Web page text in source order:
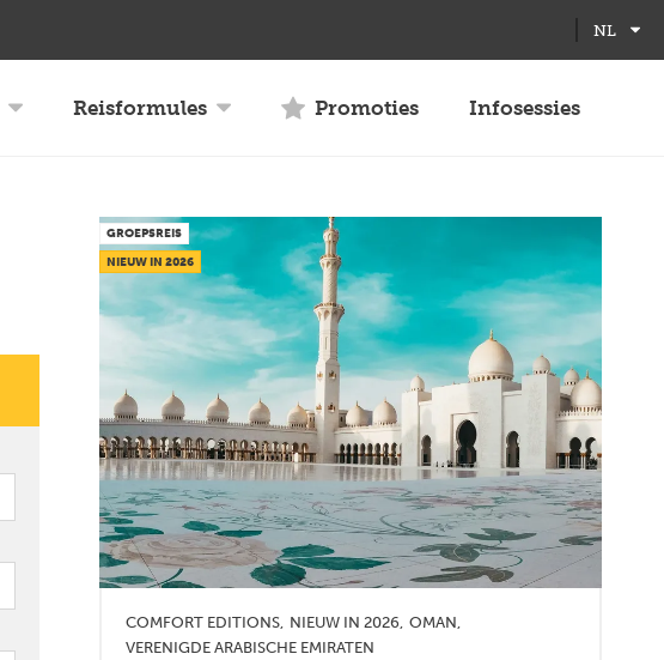
NL
Reisformules Promoties Infosessies
GROEPSREIS
NIEUW IN 2026
COMFORT EDITIONS NIEUW IN 2026 OMAN
VERENIGDE ARABISCHE EMIRATEN
screen